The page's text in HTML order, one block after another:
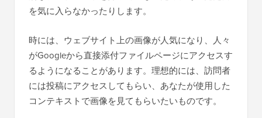
を気に入らなかったりします。
時には、ウェブサイト上の画像が人気になり、人々
がGoogleから直接添付ファイルページにアクセスす
るようになることがあります。理想的には、訪問者
には投稿にアクセスしてもらい、あなたが使用した
コンテキストで画像を見てもらいたいものです。